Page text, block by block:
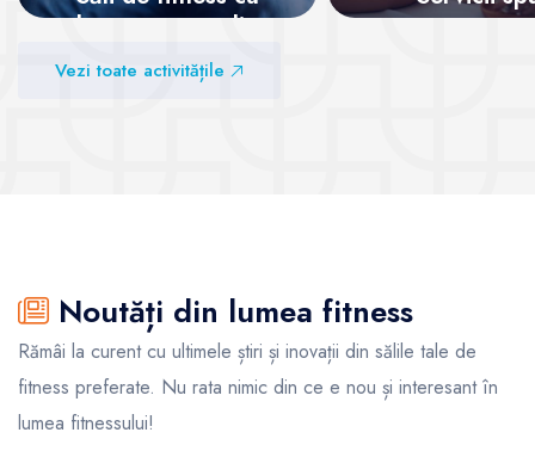
abonamente online
Vezi toate activitățile
Noutăți din lumea fitness
Rămâi la curent cu ultimele știri și inovații din sălile tale de
fitness preferate. Nu rata nimic din ce e nou și interesant în
lumea fitnessului!